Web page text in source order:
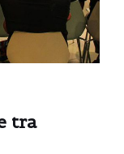
tra